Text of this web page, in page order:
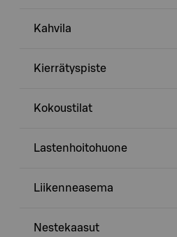
Kahvila
Kierrätyspiste
Kokoustilat
Lastenhoitohuone
Liikenneasema
Nestekaasut